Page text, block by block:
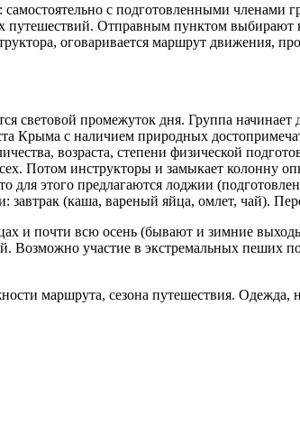
самостоятельно с подготовленными
путешествий. Отправным пунктом
оговаривается маршрут движения,
световой промежуток дня. Группа
Крыма с наличием природных
возраста, степени физической
Потом инструкторы и замыкает колонну
для этого предлагаются лоджии
(каша, вареный яйца, омлет, чай).
и почти всю осень (бывают и зимние
Возможно участие в экстремальных пеших
маршрута, сезона путешествия.